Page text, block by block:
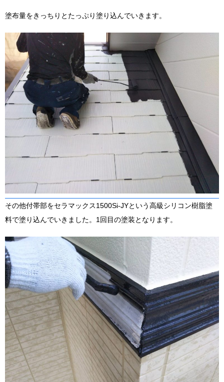
塗布量をきっちりとたっぷり塗り込んでいきます。
その他付帯部をセラマックス1500Si-JYという高級シリコン樹脂塗
料で塗り込んでいきました。1回目の塗装となります。